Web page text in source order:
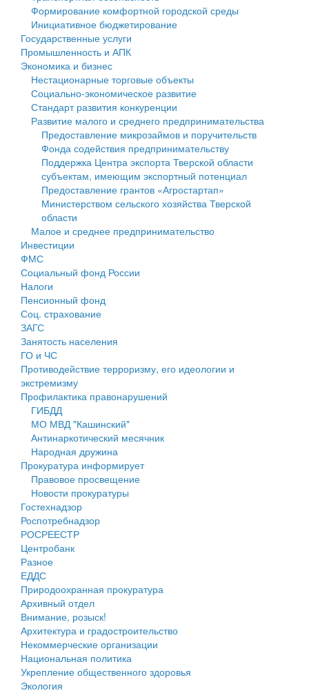
Государственные услуги
Промышленность и АПК
Экономика и бизнес
Символика
Устав
Гостям округа
Туризм
Культура
Образование
Здравоохранение
Социальная защита
Фотоальбом
муниципального округа Тверской области
Администрация Кашинского муниципального округа
Тверской области
Управление сельскими территориями
Открытые данные
Работа с обращениями граждан
Муниципальный контроль
Муниципальные услуги
Проекты административных регламентов
Антимонопольный комплаенс
Противодействие коррупции
Финансовое управление
Бюджет для граждан
Имущество
Выявление правообладателей ранее учтенных
объектов недвижимости
Имущественная поддержка субъектов малого и
среднего предпринимательства
Информационная поддержка субъектов малого и
среднего предпринимательства
Муниципальные программы
Контрольно-счетная палата
Персональные данные
Оценка регулирующего воздействия
Деятельность МУ
Нормативы градостроительного проектирования
Правила землепользования и застройки
Генеральные планы
Проекты планировки территории
Собрание депутатов
Городское поселение
Сельские поселения
Формирование комфортной городской среды
Инициативное бюджетирование
Государственные услуги
Промышленность и АПК
Экономика и бизнес
Нестационарные торговые объекты
Социально-экономическое развитие
Стандарт развития конкуренции
Развитие малого и среднего предпринимательства
Предоставление микрозаймов и поручительств
Фонда содействия предпринимательству
Поддержка Центра экспорта Тверской области
субъектам, имеющим экспортный потенциал
Предоставление грантов «Агростартап»
Министерством сельского хозяйства Тверской
области
Малое и среднее предпринимательство
Инвестиции
ФМС
Социальный фонд России
Налоги
Пенсионный фонд
Соц. страхование
ЗАГС
Занятость населения
ГО и ЧС
Противодействие терроризму, его идеологии и
экстремизму
Профилактика правонарушений
ГИБДД
МО МВД "Кашинский"
Антинаркотический месячник
Народная дружина
Прокуратура информирует
Правовое просвещение
Новости прокуратуры
Гостехнадзор
Роспотребнадзор
РОСРЕЕСТР
Центробанк
Разное
ЕДДС
Природоохранная прокуратура
Архивный отдел
Внимание, розыск!
Архитектура и градостроительство
Некоммерческие организации
Национальная политика
Укрепление общественного здоровья
Экология